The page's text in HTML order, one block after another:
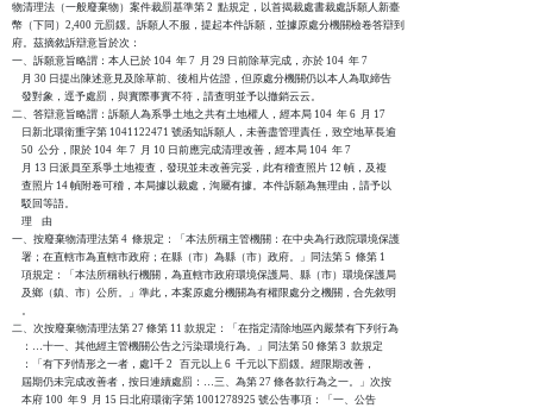
物清理法（一般廢棄物）案件裁罰基準第 2  點規定，以首揭裁處書裁處訴願人新臺
幣（下同）2,400 元罰鍰。訴願人不服，提起本件訴願，並據原處分機關檢卷答辯到
府。茲摘敘訴辯意旨於次：
一、訴願意旨略謂：本人已於 104  年 7  月 29 日前除草完成，亦於 104  年 7
    月 30 日提出陳述意見及除草前、後相片佐證，但原處分機關仍以本人為取締告
    發對象，逕予處罰，與實際事實不符，請查明並予以撤銷云云。
二、答辯意旨略謂：訴願人為系爭土地之共有土地權人，經本局 104  年 6  月 17
    日新北環衛重字第 1041122471 號函知訴願人，未善盡管理責任，致空地草長逾
    50  公分，限於 104  年 7  月 10 日前應完成清理改善，經本局 104  年 7
    月 13 日派員至系爭土地複查，發現並未改善完妥，此有稽查照片 12 幀，及複
    查照片 14 幀附卷可稽，本局據以裁處，洵屬有據。本件訴願為無理由，請予以
    駁回等語。
    理    由
一、按廢棄物清理法第 4  條規定：「本法所稱主管機關：在中央為行政院環境保護
    署；在直轄市為直轄市政府；在縣（市）為縣（市）政府。」同法第 5  條第 1
    項規定：「本法所稱執行機關，為直轄市政府環境保護局、縣（市）環境保護局
    及鄉（鎮、市）公所。」準此，本案原處分機關為有權限處分之機關，合先敘明
    。
二、次按廢棄物清理法第 27 條第 11 款規定：「在指定清除地區內嚴禁有下列行為
    ：…十一、其他經主管機關公告之污染環境行為。」同法第 50 條第 3  款規定
    ：「有下列情形之一者，處l千 2   百元以上 6  千元以下罰鍰。經限期改善，
    屆期仍未完成改善者，按日連續處罰：…三、為第 27 條各款行為之一。」次按
    本府 100  年 9  月 15 日北府環衛字第 1001278925 號公告事項：「一、公告